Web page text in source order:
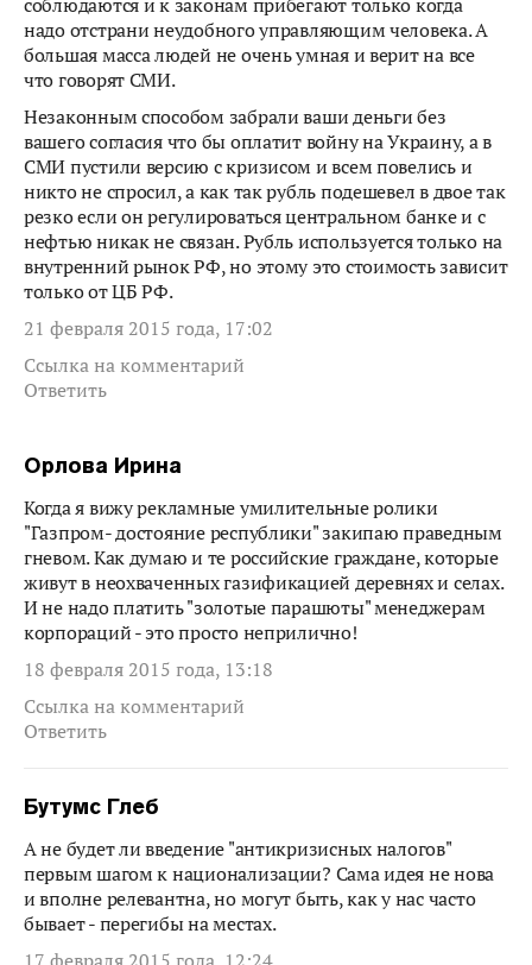
соблюдаются и к законам прибегают только когда
надо отстрани неудобного управляющим человека. А
большая масса людей не очень умная и верит на все
что говорят СМИ.
Незаконным способом забрали ваши деньги без
вашего согласия что бы оплатит войну на Украину, а в
СМИ пустили версию с кризисом и всем повелись и
никто не спросил, а как так рубль подешевел в двое так
резко если он регулироваться центральном банке и с
нефтью никак не связан. Рубль используется только на
внутренний рынок РФ, но этому это стоимость зависит
только от ЦБ РФ.
21 февраля 2015 года, 17:02
Ссылка на комментарий
Ответить
Орлова Ирина
Когда я вижу рекламные умилительные ролики
"Газпром- достояние республики" закипаю праведным
гневом. Как думаю и те российские граждане, которые
живут в неохваченных газификацией деревнях и селах.
И не надо платить "золотые парашюты" менеджерам
корпораций - это просто неприлично!
18 февраля 2015 года, 13:18
Ссылка на комментарий
Ответить
Бутумс Глеб
А не будет ли введение "антикризисных налогов"
первым шагом к национализации? Сама идея не нова
и вполне релевантна, но могут быть, как у нас часто
бывает - перегибы на местах.
17 февраля 2015 года, 12:24